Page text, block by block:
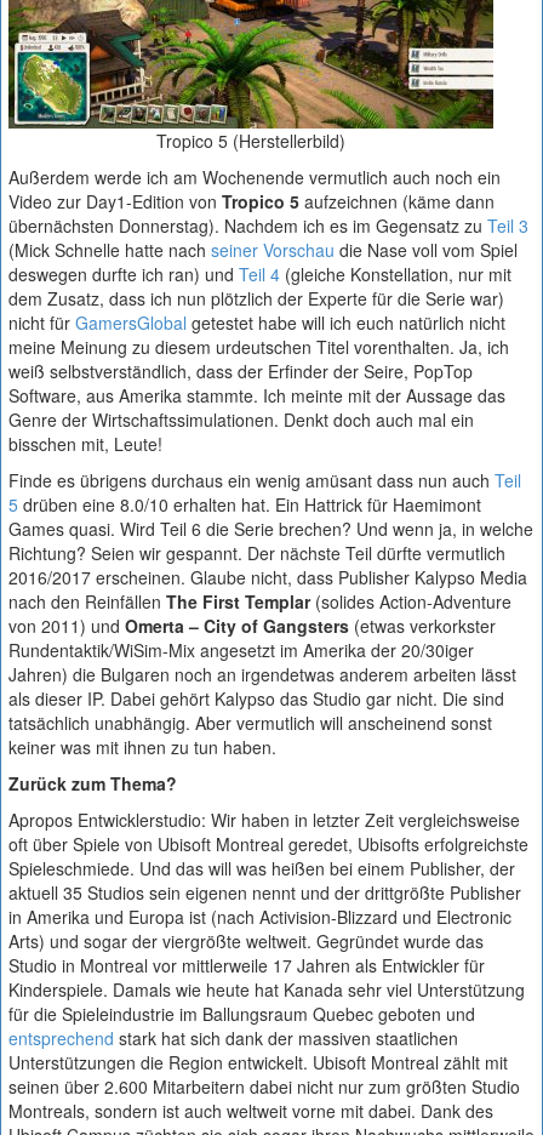
Tropico 5 (Herstellerbild)
Außerdem werde ich am Wochenende vermutlich auch noch ein
Video zur Day1-Edition von Tropico 5 aufzeichnen (käme dann
übernächsten Donnerstag). Nachdem ich es im Gegensatz zu Teil 3
(Mick Schnelle hatte nach seiner Vorschau die Nase voll vom Spiel
deswegen durfte ich ran) und Teil 4 (gleiche Konstellation, nur mit
dem Zusatz, dass ich nun plötzlich der Experte für die Serie war)
nicht für GamersGlobal getestet habe will ich euch natürlich nicht
meine Meinung zu diesem urdeutschen Titel vorenthalten. Ja, ich
weiß selbstverständlich, dass der Erfinder der Seire, PopTop
Software, aus Amerika stammte. Ich meinte mit der Aussage das
Genre der Wirtschaftssimulationen. Denkt doch auch mal ein
bisschen mit, Leute!
Finde es übrigens durchaus ein wenig amüsant dass nun auch Teil
5 drüben eine 8.0/10 erhalten hat. Ein Hattrick für Haemimont
Games quasi. Wird Teil 6 die Serie brechen? Und wenn ja, in welche
Richtung? Seien wir gespannt. Der nächste Teil dürfte vermutlich
2016/2017 erscheinen. Glaube nicht, dass Publisher Kalypso Media
nach den Reinfällen The First Templar(solides Action-Adventure
von 2011) und Omerta – City of Gangsters (etwas verkorkster
Rundentaktik/WiSim-Mix angesetzt im Amerika der 20/30iger
Jahren) die Bulgaren noch an irgendetwas anderem arbeiten lässt
als dieser IP. Dabei gehört Kalypso das Studio gar nicht. Die sind
tatsächlich unabhängig. Aber vermutlich will anscheinend sonst
keiner was mit ihnen zu tun haben.
Zurück zum Thema?
Apropos Entwicklerstudio: Wir haben in letzter Zeit vergleichsweise
oft über Spiele von Ubisoft Montreal geredet, Ubisofts erfolgreichste
Spieleschmiede. Und das will was heißen bei einem Publisher, der
aktuell 35 Studios sein eigenen nennt und der drittgrößte Publisher
in Amerika und Europa ist (nach Activision-Blizzard und Electronic
Arts) und sogar der viergrößte weltweit. Gegründet wurde das
Studio in Montreal vor mittlerweile 17 Jahren als Entwickler für
Kinderspiele. Damals wie heute hat Kanada sehr viel Unterstützung
für die Spieleindustrie im Ballungsraum Quebec geboten und
entsprechend stark hat sich dank der massiven staatlichen
Unterstützungen die Region entwickelt. Ubisoft Montreal zählt mit
seinen über 2.600 Mitarbeitern dabei nicht nur zum größten Studio
Montreals, sondern ist auch weltweit vorne mit dabei. Dank des